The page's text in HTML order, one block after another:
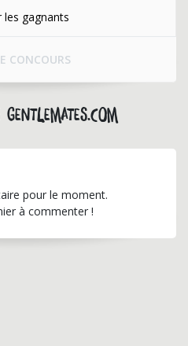
les gagnants
CONCOURS
gentlemates.com
pour le moment.
à commenter !